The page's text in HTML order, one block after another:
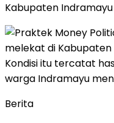
Kabupaten
Berita